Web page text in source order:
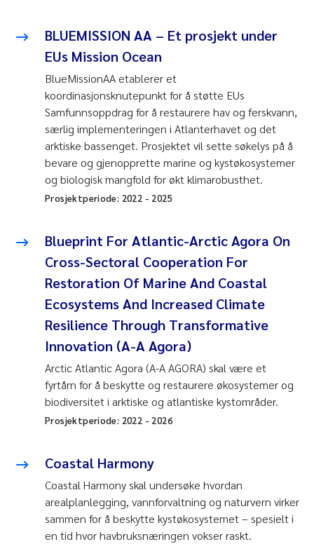
BLUEMISSION AA – Et prosjekt under
EUs Mission Ocean
BlueMissionAA etablerer et
koordinasjonsknutepunkt for å støtte EUs
Samfunnsoppdrag for å restaurere hav og ferskvann,
særlig implementeringen i Atlanterhavet og det
arktiske bassenget. Prosjektet vil sette søkelys på å
bevare og gjenopprette marine og kystøkosystemer
og biologisk mangfold for økt klimarobusthet.
Prosjektperiode: 2022 - 2025
Blueprint For Atlantic-Arctic Agora On
Cross-Sectoral Cooperation For
Restoration Of Marine And Coastal
Ecosystems And Increased Climate
Resilience Through Transformative
Innovation (A-A Agora)
Arctic Atlantic Agora (A-A AGORA) skal være et
fyrtårn for å beskytte og restaurere økosystemer og
biodiversitet i arktiske og atlantiske kystområder.
Prosjektperiode: 2022 - 2026
Coastal Harmony
Coastal Harmony skal undersøke hvordan
arealplanlegging, vannforvaltning og naturvern virker
sammen for å beskytte kystøkosystemet – spesielt i
en tid hvor havbruksnæringen vokser raskt.